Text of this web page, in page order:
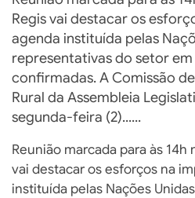
Regis vai destacar os
agenda instituída pelas
representativas do setor
confirmadas. A Comissão
Rural da Assembleia
segunda-feira (2)......
Reunião marcada para às
vai destacar os esforços na
instituída pelas Nações